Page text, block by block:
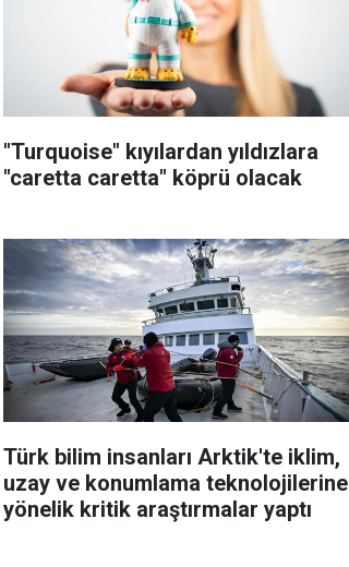
"Turquoise" kıyılardan yıldızlara
"caretta caretta" köprü olacak
Türk bilim insanları Arktik'te iklim,
uzay ve konumlama teknolojilerine
yönelik kritik araştırmalar yaptı